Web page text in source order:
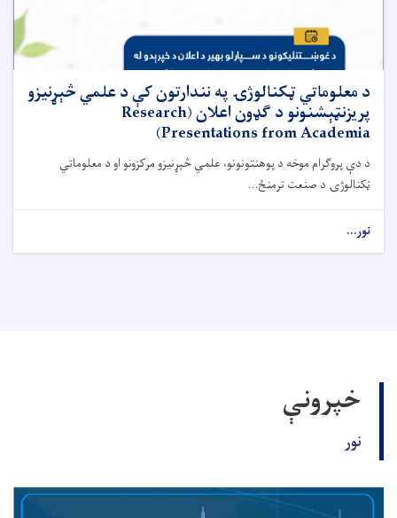
د معلوماتي ټکنالوژۍ په نندارتون کې د علمي څېړنیزو
پریزنټېشنونو د ګډون اعلان (Research
Presentations from Academia)
د دې پروګرام موخه د پوهنتونونو، علمي څېړنیزو مرکزونو او د معلوماتي
ټکنالوژۍ د صنعت ترمنځ...
نور...
خپرونې
نور